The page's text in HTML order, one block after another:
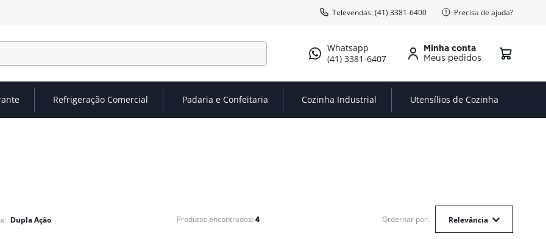
Televendas: (41) 3381-6400 Precisa de ajuda?
(41) 3381-6407
Minha conta
Refrigeração Comercial Padaria e Confeitaria Cozinha Industrial Utensílios de Cozinha
Dupla Ação 4 Relevância